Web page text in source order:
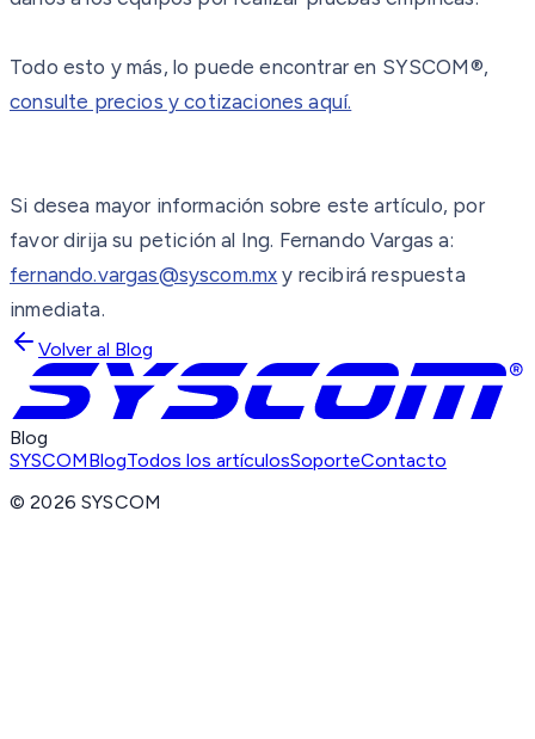
Todo esto y más, lo puede encontrar en SYSCOM®,
consulte precios y cotizaciones aquí.
Si desea mayor información sobre este artículo, por
favor dirija su petición al Ing. Fernando Vargasa:
fernando.vargas@syscom.mx y recibirá respuesta
inmediata.
Volver al Blog
Blog
SYSCOMBlogTodos los artículosSoporteContacto
©2026 SYSCOM